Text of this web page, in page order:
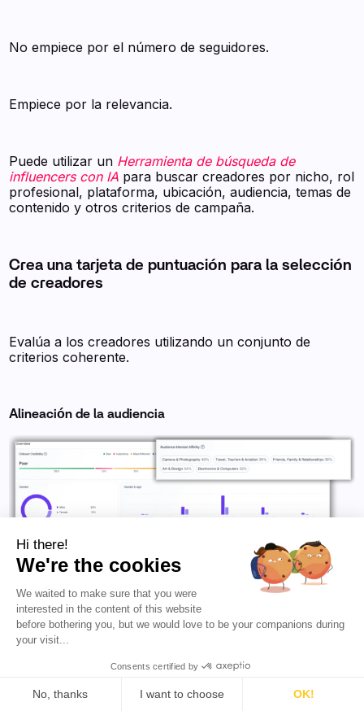
No empiece por el número de seguidores.
Empiece por la relevancia.
Puede utilizar un Herramienta de búsqueda de
influencers con IA para buscar creadores por nicho, rol
profesional, plataforma, ubicación, audiencia, temas de
contenido y otros criterios de campaña.
Crea una tarjeta de puntuación para la selección
de creadores
Evalúa a los creadores utilizando un conjunto de
criterios coherente.
Alineación de la audiencia
Pregúntate:
· ¿El creador llega a personas dentro de tu ICP?
· ¿Sus seguidores ocupan los roles adecuados?
Hi there!
We're the cookies
We waited to make sure that you were
interested in the content of this website
before bothering you, but we would love to be your companions during
your visit...
Consents certified by
No, thanks I want to choose OK!